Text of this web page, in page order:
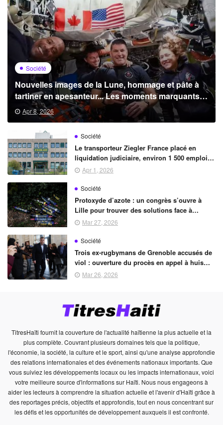
Société
Nouvelles images de la Lune, hommage et pâte à
tartiner en apesanteur... Les moments marquants
de la mission A
Apr 8, 2026
Société
Le transporteur Ziegler France placé en
liquidation judiciaire, environ 1 500 emplois
menacés
Apr 1, 2026
Société
Protoxyde d’azote : un congrès s’ouvre à
Lille pour trouver des solutions face à
l’usage détourné de ce gaz
Mar 27, 2026
Société
Trois ex-rugbymans de Grenoble accusés de
viol : ouverture du procès en appel à huis
closMar 26, 2026
TitresHaïti fournit la couverture de l'actualité haïtienne la plus actuelle et la
plus complète. Couvrant plusieurs domaines tels que la politique,
l'économie, la société, la culture et le sport, ainsi qu'une analyse approfondie
des relations internationales et des événements nationaux importants. Que
vous suiviez les développements locaux ou les impacts internationaux, voici
votre meilleure source d'informations sur Haïti. Nous nous engageons à
aider les lecteurs à comprendre la situation actuelle et l'avenir d'Haïti grâce à
des reportages précis, objectifs et approfondis, tout en nous concentrant sur
les défis et les opportunités de développement auxquels il est confronté.